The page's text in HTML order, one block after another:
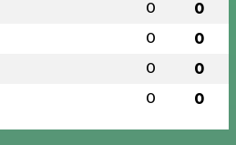
0 0
0 0
0 0
0 0